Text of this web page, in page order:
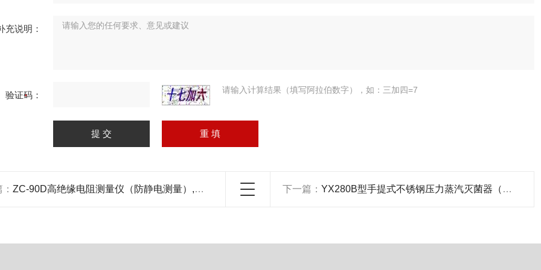
充说明：
验证码： 请输入计算结果（填写阿拉伯数字），如：三加四=7
ZC-90D高绝缘电阻测量仪（防静电测量）,数字式高阻计 下一篇：YX280B型手提式不锈钢压力蒸汽灭菌器（防干烧型）